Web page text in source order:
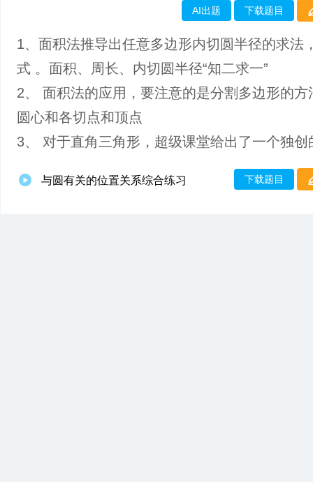
AI出题 下载题目
1、面积法推导出任意多边形内切圆半径的求法
式 。面积、周长、内切圆半径“知二求一”
2、 面积法的应用，要注意的是分割多边形的方
圆心和各切点和顶点
3、 对于直角三角形，超级课堂给出了一个独创
与圆有关的位置关系综合练习 下载题目